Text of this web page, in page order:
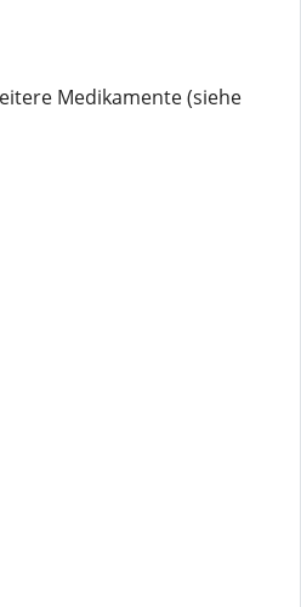
Medikamente (siehe